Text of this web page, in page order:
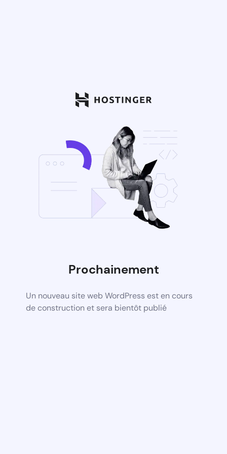
Prochainement
Un nouveau site web WordPress est en cours
de construction et sera bientôt publié